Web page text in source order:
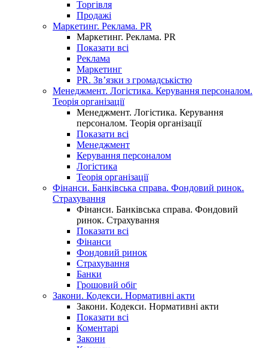
Торгівля
Продажі
Маркетинг. Реклама. PR
Маркетинг. Реклама. PR
Показати всі
Реклама
Маркетинг
PR. Зв’язки з громадськістю
Менеджмент. Логістика. Керування персоналом.
Теорія організації
Менеджмент. Логістика. Керування
персоналом. Теорія організації
Показати всі
Менеджмент
Керування персоналом
Логістика
Теорія організації
Фінанси. Банківська справа. Фондовий ринок.
Страхування
Фінанси. Банківська справа. Фондовий
ринок. Страхування
Показати всі
Фінанси
Фондовий ринок
Страхування
Банки
Грошовий обіг
Закони. Кодекси. Нормативні акти
Закони. Кодекси. Нормативні акти
Показати всі
Коментарі
Закони